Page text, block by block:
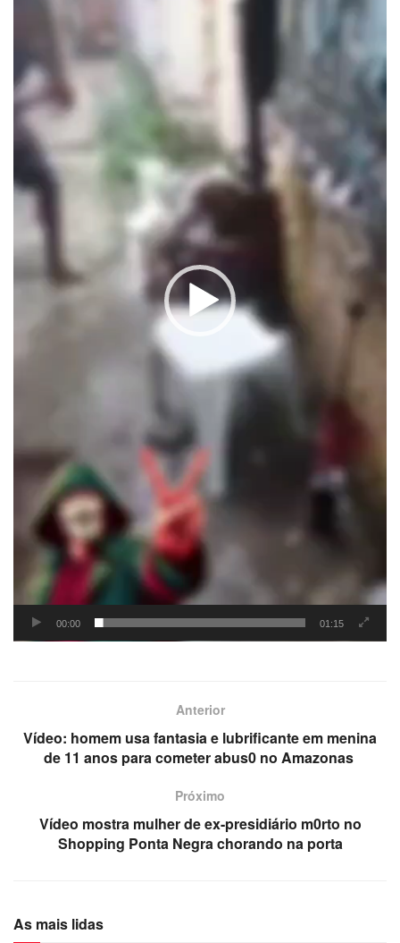
00:00 01:15
Anterior
Vídeo: homem usa fantasia e lubrificante em menina
de 11 anos para cometer abus0 no Amazonas
Próximo
Vídeo mostra mulher de ex-presidiário m0rto no
Shopping Ponta Negra chorando na porta
As mais lidas